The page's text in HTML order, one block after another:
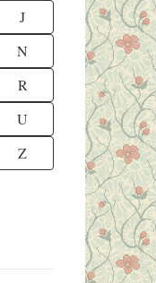
J
N
R
U
Z